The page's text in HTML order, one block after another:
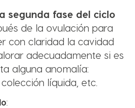
segunda fase del ciclo
de la ovulación para
con claridad la cavidad
adecuadamente si es
alguna anomalía:
líquida, etc.
: